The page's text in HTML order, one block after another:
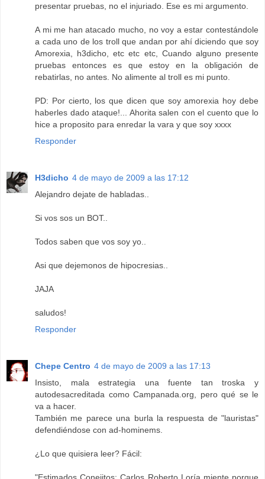
presentar pruebas, no el injuriado. Ese es mi argumento.
A mi me han atacado mucho, no voy a estar contestándole
a cada uno de los troll que andan por ahí diciendo que soy
Amorexia, h3dicho, etc etc etc, Cuando alguno presente
pruebas entonces es que estoy en la obligación de
rebatirlas, no antes. No alimente al troll es mi punto.
PD: Por cierto, los que dicen que soy amorexia hoy debe
haberles dado ataque!... Ahorita salen con el cuento que lo
hice a proposito para enredar la vara y que soy xxxx
Responder
H3dicho 4 de mayo de 2009 a las 17:12
Alejandro dejate de habladas..
Si vos sos un BOT..
Todos saben que vos soy yo..
Asi que dejemonos de hipocresias..
JAJA
saludos!
Responder
Chepe Centro 4 de mayo de 2009 a las 17:13
Insisto, mala estrategia una fuente tan troska y
autodesacreditada como Campanada.org, pero qué se le
va a hacer.
También me parece una burla la respuesta de "lauristas"
defendiéndose con ad-hominems.
¿Lo que quisiera leer? Fácil: